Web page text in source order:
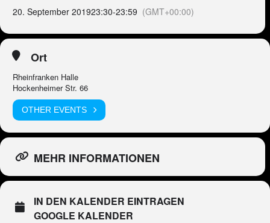
20. September 201923:30-23:59 (GMT+00:00)
Ort
Rheinfranken Halle
Hockenheimer Str. 66
OTHER EVENTS
MEHR INFORMATIONEN
IN DEN KALENDER EINTRAGEN
GOOGLE KALENDER